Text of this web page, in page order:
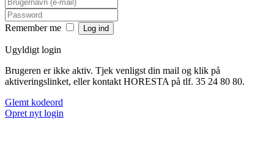
Remember me
Ugyldigt login
Brugeren er ikke aktiv. Tjek venligst din mail og klik på
aktiveringslinket, eller kontakt HORESTA på tlf. 35 24 80 80.
Glemt kodeord
Opret nyt login